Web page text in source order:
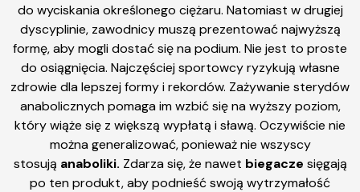
do wyciskania określonego ciężaru. Natomiast w drugiej
dyscyplinie, zawodnicy muszą prezentować najwyższą
formę, aby mogli dostać się na podium. Nie jest to proste
do osiągnięcia. Najczęściej sportowcy ryzykują własne
zdrowie dla lepszej formy i rekordów. Zażywanie sterydów
anabolicznych pomaga im wzbić się na wyższy poziom,
który wiąże się z większą wypłatą i sławą. Oczywiście nie
można generalizować, ponieważ nie wszyscy
stosują anaboliki. Zdarza się, że nawet biegacze sięgają
po ten produkt, aby podnieść swoją wytrzymałość